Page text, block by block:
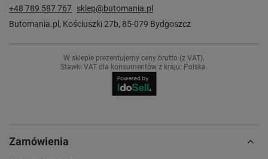
+48 789 587 767 sklep@butomania.pl
Butomania.pl , Kościuszki 27b, 85-079 Bydgoszcz
W sklepie prezentujemy ceny brutto (z VAT).
Stawki VAT dla konsumentów z kraju: Polska.
Zamówienia